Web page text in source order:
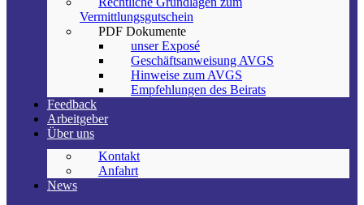
Vermittlungsgutschein
PDF Dokumente
unser Exposé
Geschäftsanweisung AVGS
Hinweise zum AVGS
Empfehlungen des Beirats
Feedback
Arbeitgeber
Über uns
Kontakt
Anfahrt
News